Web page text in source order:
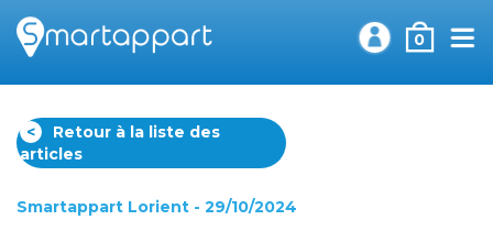
0
<
Retour à la liste des
articles
Smartappart Lorient - 29/10/2024